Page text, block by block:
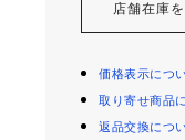
店舗在庫
価格表示につ
取り寄せ商品
返品交換につ